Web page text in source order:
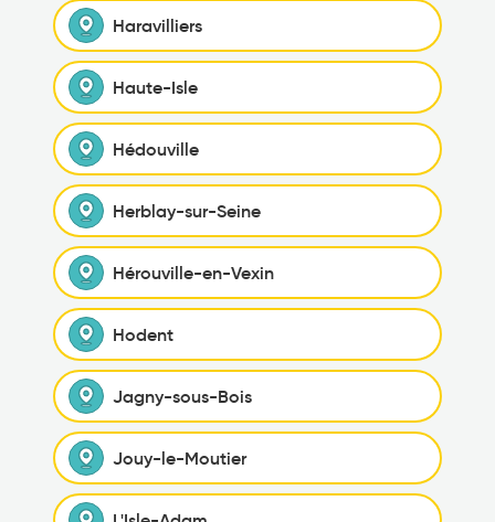
Haravilliers
Haute-Isle
Hédouville
Herblay-sur-Seine
Hérouville-en-Vexin
Hodent
Jagny-sous-Bois
Jouy-le-Moutier